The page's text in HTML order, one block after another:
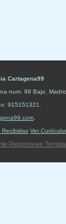
Cartagena99
num. 99 Bajo Madrid
915151321
Recibidas Ver
Responsive